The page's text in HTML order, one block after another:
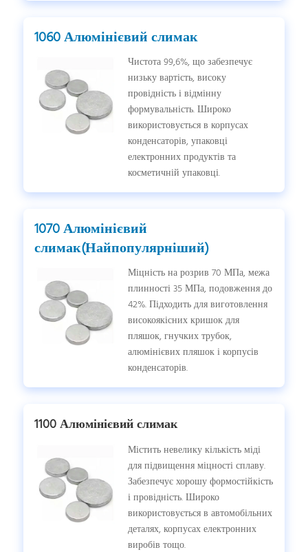
1060 Алюмінієвий слимак
Чистота 99,6%, що забезпечує
низьку вартість, високу
провідність і відмінну
формувальність. Широко
використовується в корпусах
конденсаторів, упаковці
електронних продуктів та
косметичній упаковці.
1070 Алюмінієвий
слимак(Найпопулярніший)
Міцність на розрив 70 МПа, межа
плинності 35 МПа, подовження до
42%. Підходить для виготовлення
високоякісних кришок для
пляшок, гнучких трубок,
алюмінієвих пляшок і корпусів
конденсаторів.
1100 Алюмінієвий слимак
Містить невелику кількість міді
для підвищення міцності сплаву.
Забезпечує хорошу формостійкість
і провідність. Широко
використовується в автомобільних
деталях, корпусах електронних
виробів тощо.